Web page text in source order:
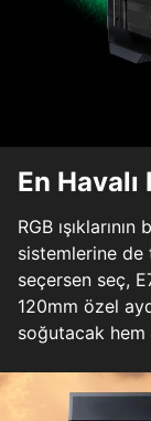
En Havalı
RGB
sistemlerine de
seçersen seç,
120mm özel
soğutacak hem